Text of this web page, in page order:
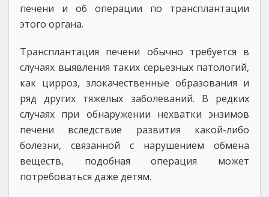
печени и об операции по трансплантации
этого органа.
Трансплантация печени обычно требуется в
случаях выявления таких серьезных патологий,
как цирроз, злокачественные образования и
ряд других тяжелых заболеваний. В редких
случаях при обнаружении нехватки энзимов
печени вследствие развития какой-либо
болезни, связанной с нарушением обмена
веществ, подобная операция может
потребоваться даже детям.